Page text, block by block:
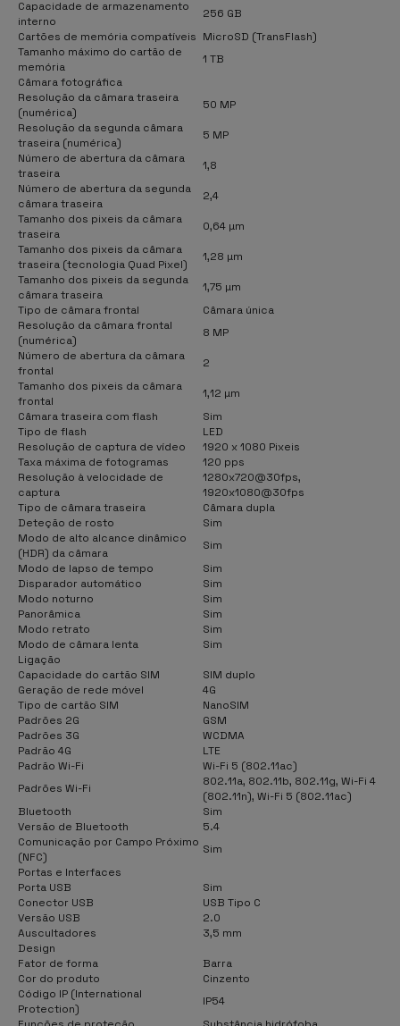
Capacidade de armazenamento
interno
256 GB
Cartões de memória compatíveis MicroSD (TransFlash)
Tamanho máximo do cartão de
memória
1 TB
Câmara fotográfica
Resolução da câmara traseira
(numérica)
50 MP
Resolução da segunda câmara
traseira (numérica)
5 MP
Número de abertura da câmara
traseira
1,8
Número de abertura da segunda
câmara traseira
2,4
Tamanho dos pixeis da câmara
traseira
0,64 µm
Tamanho dos pixeis da câmara
traseira (tecnologia Quad Pixel)
1,28 µm
Tamanho dos pixeis da segunda
câmara traseira
1,75 µm
Tipo de câmara frontal
Câmara única
Resolução da câmara frontal
(numérica)
8 MP
Número de abertura da câmara
frontal
2
Tamanho dos pixeis da câmara
frontal
1,12 µm
Câmara traseira com flash
Sim
Tipo de flash
LED
Resolução de captura de vídeo
1920 x 1080 Pixeis
Taxa máxima de fotogramas
120 pps
Resolução à velocidade de
captura
1280x720@30fps,
1920x1080@30fps
Tipo de câmara traseira
Câmara dupla
Deteção de rosto
Sim
Modo de alto alcance dinâmico
(HDR) da câmara
Sim
Modo de lapso de tempo
Sim
Disparador automático
Sim
Modo noturno
Sim
Panorâmica
Sim
Modo retrato
Sim
Modo de câmara lenta
Sim
Ligação
Capacidade do cartão SIM
SIM duplo
Geração de rede móvel
4G
Tipo de cartão SIM
NanoSIM
Padrões 2G
GSM
Padrões 3G
WCDMA
Padrão 4G
LTE
Padrão Wi-Fi
Wi-Fi 5 (802.11ac)
Padrões Wi-Fi
802.11a, 802.11b, 802.11g, Wi-Fi 4
(802.11n), Wi-Fi 5 (802.11ac)
Bluetooth
Sim
Versão de Bluetooth
5.4
Comunicação por Campo Próximo
(NFC)
Sim
Portas e Interfaces
Porta USB
Sim
Conector USB
USB Tipo C
Versão USB
2.0
Auscultadores
3,5 mm
Design
Fator de forma
Barra
Cor do produto
Cinzento
Código IP (International
Protection)
IP54